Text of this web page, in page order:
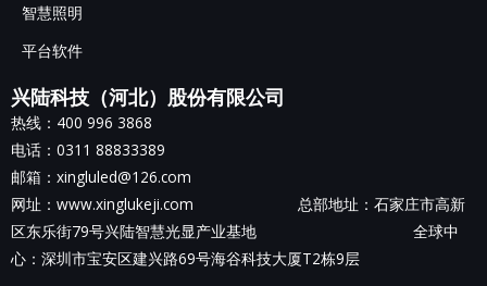
智慧照明
平台软件
兴陆科技（河北）股份有限公司
热线：400 996 3868
电话：0311 88833389
邮箱：xingluled@126.com
网址：www.xinglukeji.com 总部地址： 石家庄市高新
区东乐街79号兴陆智慧光显产业基地 全球中
心：深圳市宝安区建兴路69号海谷科技大厦T2栋9层